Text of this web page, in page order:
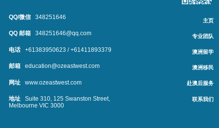
QQ/微信348251646
QQ 邮箱 348251646@qq.com
电话 +61383950623 / +61411893379
邮箱 education@ozeastwest.com
网址 www.ozeastwest.com
地址 Suite 310, 125 Swanston Street,
Melbourne VIC 3000
主页
专业团队
澳洲留学
澳洲移民
赴澳后服务
联系我们